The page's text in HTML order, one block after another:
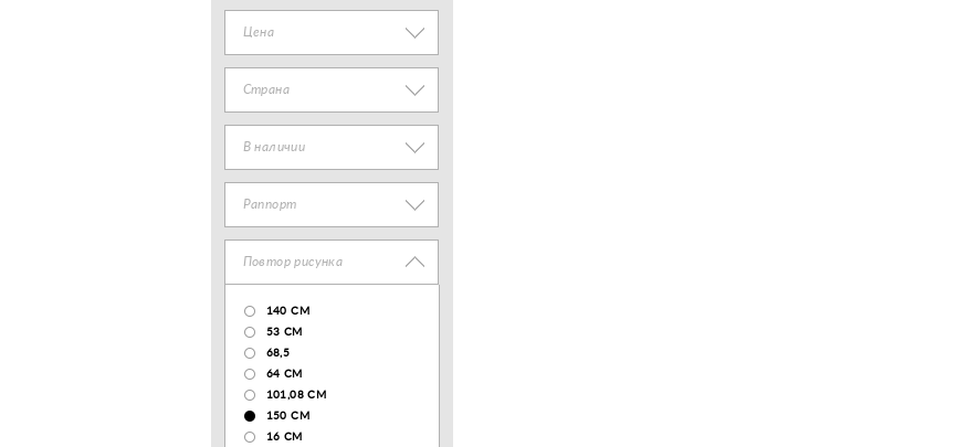
Цена
Страна
В наличии
Раппорт
Повтор рисунка
140 CM
53 СМ
68,5
64 СМ
101,08 CM
150 CM
16 СМ